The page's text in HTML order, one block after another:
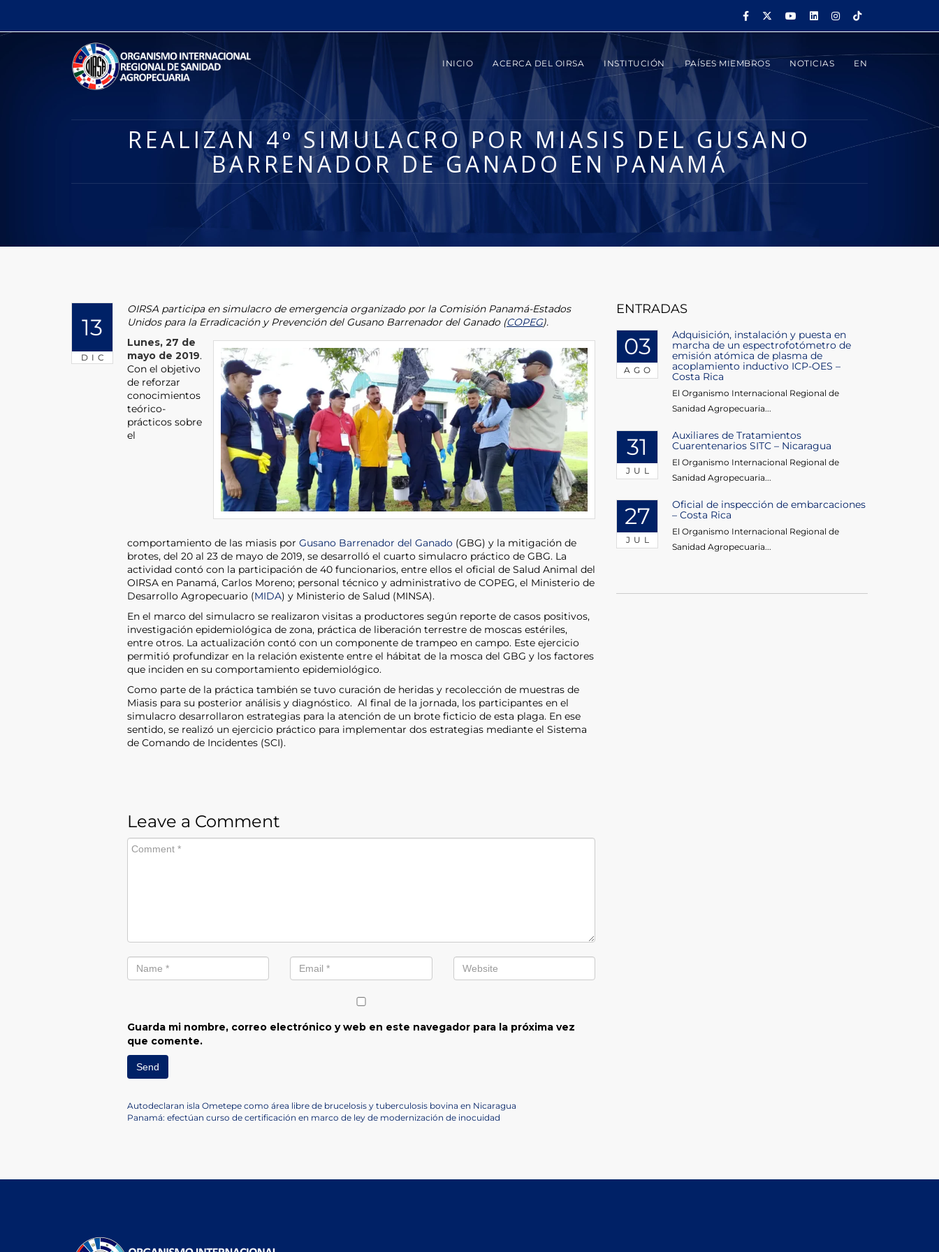
INICIO ACERCA DEL OIRSA INSTITUCIÓN PAÍSES MIEMBROS NOTICIAS EN
REALIZAN 4º SIMULACRO POR MIASIS DEL GUSANO
BARRENADOR DE GANADO EN PANAMÁ
13
DIC
OIRSA participa en simulacro de emergencia organizado por la Comisión Panamá-Estados
Unidos para la Erradicación y Prevención del Gusano Barrenador del Ganado (COPEG).
Lunes, 27 de
mayo de 2019.
Con el objetivo
de reforzar
conocimientos
teórico-
prácticos sobre
el
comportamiento de las miasis por Gusano Barrenador del Ganado (GBG) y la mitigación de
brotes, del 20 al 23 de mayo de 2019, se desarrolló el cuarto simulacro práctico de GBG. La
actividad contó con la participación de 40 funcionarios, entre ellos el oficial de Salud Animal del
OIRSA en Panamá, Carlos Moreno; personal técnico y administrativo de COPEG, el Ministerio de
Desarrollo Agropecuario (MIDA) y Ministerio de Salud (MINSA).
En el marco del simulacro se realizaron visitas a productores según reporte de casos positivos,
investigación epidemiológica de zona, práctica de liberación terrestre de moscas estériles,
entre otros. La actualización contó con un componente de trampeo en campo. Este ejercicio
permitió profundizar en la relación existente entre el hábitat de la mosca del GBG y los factores
que inciden en su comportamiento epidemiológico.
Como parte de la práctica también se tuvo curación de heridas y recolección de muestras de
Miasis para su posterior análisis y diagnóstico. Al final de la jornada, los participantes en el
simulacro desarrollaron estrategias para la atención de un brote ficticio de esta plaga. En ese
sentido, se realizó un ejercicio práctico para implementar dos estrategias mediante el Sistema
de Comando de Incidentes (SCI).
Leave a Comment
Guarda mi nombre, correo electrónico y web en este navegador para la próxima vez
que comente.
Navegación
Previous
Post
Autodeclaran isla Ometepe como área libre de brucelosis y tuberculosis bovina en Nicaragua
Next
Panamá: efectúan curso de certificación en marco de ley de modernización de inocuidad
ENTRADAS
03
AGO
Adquisición, instalación y puesta en
marcha de un espectrofotómetro de
emisión atómica de plasma de
acoplamiento inductivo ICP-OES –
Costa Rica
El Organismo Internacional Regional de
Sanidad Agropecuaria...
31
JUL
Auxiliares de Tratamientos
Cuarentenarios SITC – Nicaragua
El Organismo Internacional Regional de
Sanidad Agropecuaria...
27
JUL
Oficial de inspección de embarcaciones
– Costa Rica
El Organismo Internacional Regional de
Sanidad Agropecuaria...